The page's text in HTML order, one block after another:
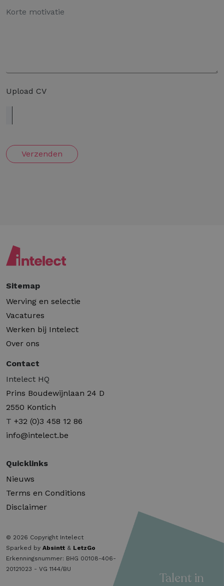
Upload CV
Verzenden
Sitemap
Werving en selectie
Vacatures
Werken bij Intelect
Over ons
Contact
Intelect HQ
Prins Boudewijnlaan 24 D
2550 Kontich
T +32 (0)3 458 12 86
info@intelect.be
Quicklinks
Nieuws
Terms en Conditions
Disclaimer
© 2026 Copyright Intelect
Sparked by Absintt & LetzGo
Erkenningsnummer: BHG 00108-406-
20121023 - VG 1144/BU
Talent in